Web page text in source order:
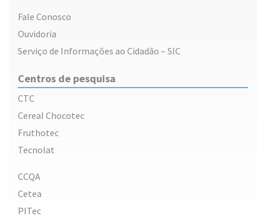
Fale Conosco
Ouvidoria
Serviço de Informações ao Cidadão – SIC
Centros de pesquisa
CTC
Cereal Chocotec
Fruthotec
Tecnolat
CCQA
Cetea
PITec